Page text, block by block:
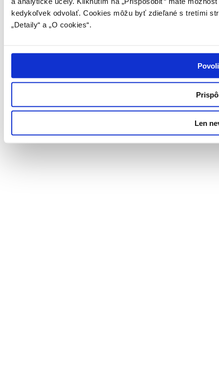
kedykoľvek odvolať. Cookies môžu byť zdieľané s tretími
„Detaily“ a „O cookies“.
Len